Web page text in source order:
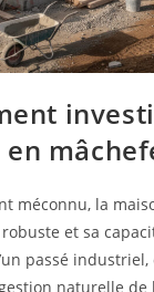
méconnu, la
et sa
passé
naturelle de